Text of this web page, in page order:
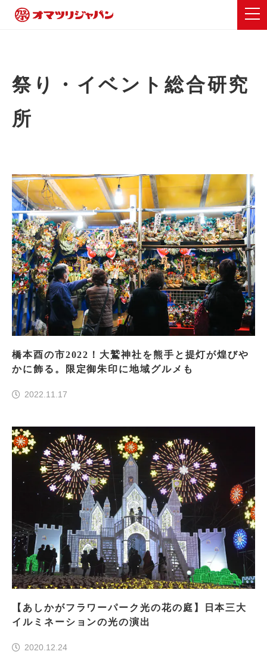
祭り・イベント総合研究
所
橋本酉の市2022！大鷲神社を熊手と提灯が煌びや
かに飾る。限定御朱印に地域グルメも
2022.11.17
【あしかがフラワーパーク光の花の庭】日本三大
イルミネーションの光の演出
2020.12.24